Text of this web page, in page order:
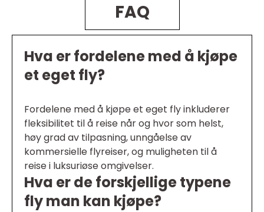
FAQ
Hva er fordelene med å kjøpe
et eget fly?
Fordelene med å kjøpe et eget fly inkluderer
fleksibilitet til å reise når og hvor som helst,
høy grad av tilpasning, unngåelse av
kommersielle flyreiser, og muligheten til å
reise i luksuriøse omgivelser.
Hva er de forskjellige typene
fly man kan kjøpe?